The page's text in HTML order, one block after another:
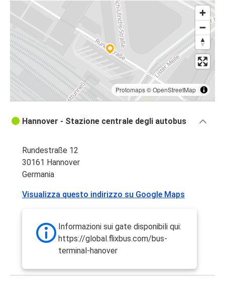
Protomaps©OpenStreetMap
Hannover - Stazione centrale degli autobus
Rundestraße 12
30161 Hannover
Germania
Visualizza questo indirizzo su Google Maps
Informazioni sui gate disponibili qui:
https://global.flixbus.com/bus-
terminal-hanover